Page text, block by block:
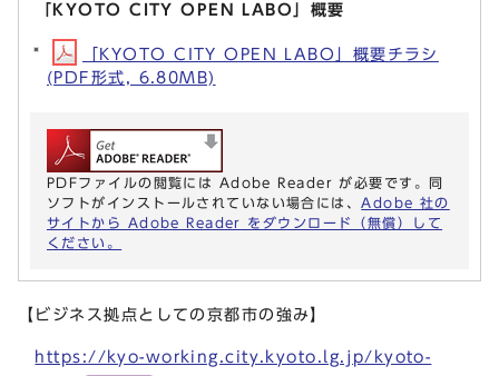
「KYOTO CITY OPEN LABO」概要
「KYOTO CITY OPEN LABO」概要チラシ
(PDF形式, 6.80MB)
PDFファイルの閲覧には Adobe Reader が必要です。同
ソフトがインストールされていない場合には、 Adobe 社の
サイトから Adobe Reader をダウンロード（無償）して
ください。
【ビジネス拠点としての京都市の強み】
https://kyo-working.city.kyoto.lg.jp/kyoto-